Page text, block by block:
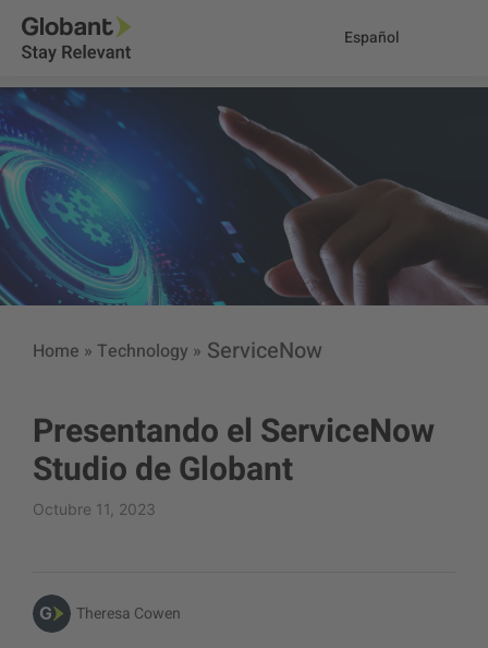
Español
Home » Technology » ServiceNow
Presentando el ServiceNow
Studio de Globant
Octubre 11, 2023
Theresa Cowen